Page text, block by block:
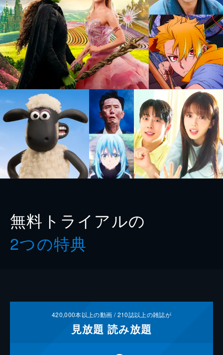
無料トライアルの
2つの特典
420,000本以上の動画 /210誌以上の雑誌が
見放題 読み放題